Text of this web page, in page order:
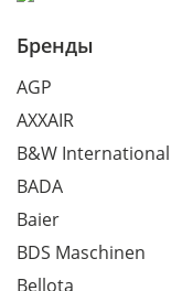
Бренды
AGP
AXXAIR
B&W International
BADA
Baier
BDS Maschinen
Bellota